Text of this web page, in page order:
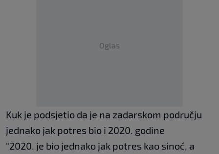
Oglas
Kuk je podsjetio da je na zadarskom području
jednako jak potres bio i 2020. godine
"2020. je bio jednako jak potres kao sinoć, a